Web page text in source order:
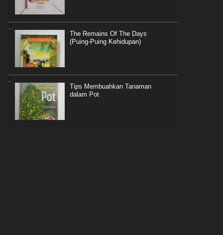
The Remains Of The Days
(Puing-Puing Kehidupan)
Tips Membuahkan Tanaman
dalam Pot